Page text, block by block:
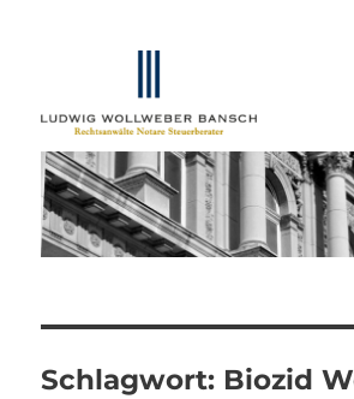
IP-Blogger.de
Schlagwort: Biozid